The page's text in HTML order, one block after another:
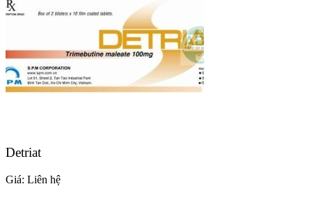
Detriat
Giá: Liên hệ